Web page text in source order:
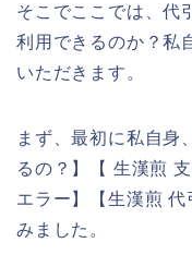
そこでここでは、代
利用できるのか？私
いただきます。
まず、最初に私自
るの？】【 生漢煎
エラー】【生漢煎
みました。